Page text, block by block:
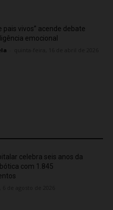
pais vivos” acende debate
emocional
celebra seis anos da
com 1.845